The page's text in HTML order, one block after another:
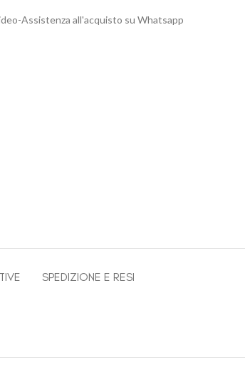
Assistenza all'acquisto su Whatsapp
SPEDIZIONE E RESI